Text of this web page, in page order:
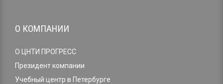
О КОМПАНИИ
О ЦНТИ ПРОГРЕСС
Президент компании
Учебный центр в Петербурге